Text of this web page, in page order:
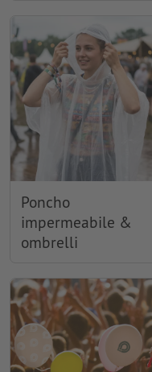
Poncho
impermeabile &
ombrelli